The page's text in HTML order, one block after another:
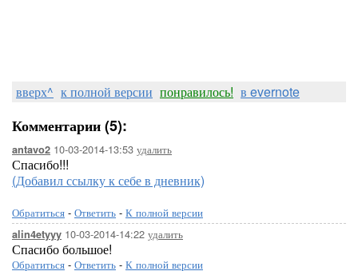
вверх^ к полной версии понравилось! в evernote
Комментарии (5):
antavo2 10-03-2014-13:53 удалить
Спасибо!!!
(Добавил ссылку к себе в дневник)
Обратиться - Ответить - К полной версии
alin4etyyy 10-03-2014-14:22 удалить
Спасибо большое!
Обратиться - Ответить - К полной версии